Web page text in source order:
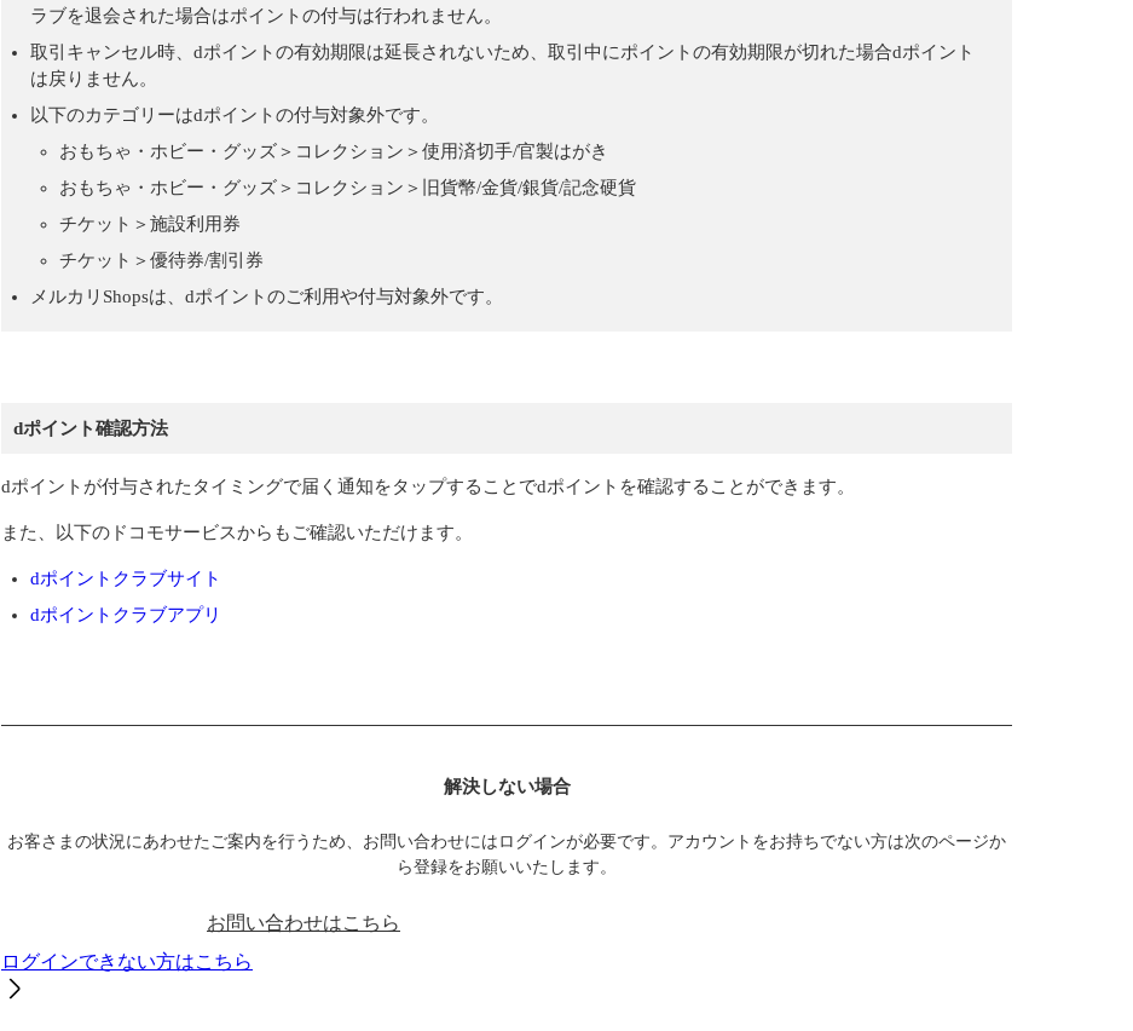
ラブを退会された場合はポイントの付与は行われません。
取引キャンセル時、dポイントの有効期限は延長されないため、取引中にポイントの有効期限が切れた場合dポイント
は戻りません。
以下のカテゴリーはdポイントの付与対象外です。
おもちゃ・ホビー・グッズ＞コレクション＞使用済切手/官製はがき
おもちゃ・ホビー・グッズ＞コレクション＞旧貨幣/金貨/銀貨/記念硬貨
チケット＞施設利用券
チケット＞優待券/割引券
メルカリShopsは、dポイントのご利用や付与対象外です。
dポイント確認方法
dポイントが付与されたタイミングで届く通知をタップすることでdポイントを確認することができます。
また、以下のドコモサービスからもご確認いただけます。
dポイントクラブサイト
dポイントクラブアプリ
解決しない場合
お客さまの状況にあわせたご案内を行うため、お問い合わせにはログインが必要です。アカウントをお持ちでない方は次のページか
ら登録をお願いいたします。
お問い合わせはこちら
ログインできない方はこちら